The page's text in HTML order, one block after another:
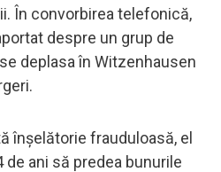
În convorbirea telefonică,
despre un grup de
deplasa în Witzenhausen
înșelătorie frauduloasă, el
ani să predea bunurile